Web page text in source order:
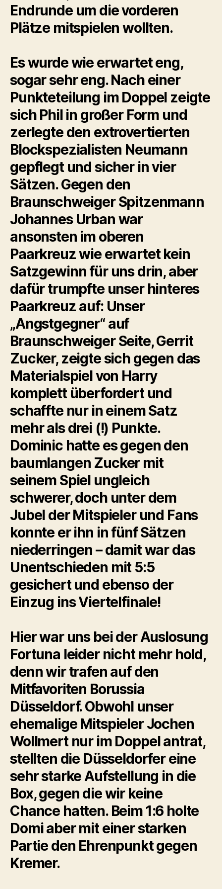
Endrunde um die vorderen
Plätze mitspielen wollten.
Es wurde wie erwartet eng,
sogar sehr eng. Nach einer
Punkteteilung im Doppel zeigte
sich Phil in großer Form und
zerlegte den extrovertierten
Blockspezialisten Neumann
gepflegt und sicher in vier
Sätzen. Gegen den
Braunschweiger Spitzenmann
Johannes Urban war
ansonsten im oberen
Paarkreuz wie erwartet kein
Satzgewinn für uns drin, aber
dafür trumpfte unser hinteres
Paarkreuz auf: Unser
„Angstgegner“ auf
Braunschweiger Seite, Gerrit
Zucker, zeigte sich gegen das
Materialspiel von Harry
komplett überfordert und
schaffte nur in einem Satz
mehr als drei (!) Punkte.
Dominic hatte es gegen den
baumlangen Zucker mit
seinem Spiel ungleich
schwerer, doch unter dem
Jubel der Mitspieler und Fans
konnte er ihn in fünf Sätzen
niederringen – damit war das
Unentschieden mit 5:5
gesichert und ebenso der
Einzug ins Viertelfinale!
Hier war uns bei der Auslosung
Fortuna leider nicht mehr hold,
denn wir trafen auf den
Mitfavoriten Borussia
Düsseldorf. Obwohl unser
ehemalige Mitspieler Jochen
Wollmert nur im Doppel antrat,
stellten die Düsseldorfer eine
sehr starke Aufstellung in die
Box, gegen die wir keine
Chance hatten. Beim 1:6 holte
Domi aber mit einer starken
Partie den Ehrenpunkt gegen
Kremer.